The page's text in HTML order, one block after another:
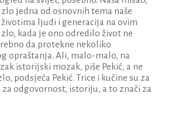
jedna od osnovnih tema naše
ljudi i generacija na ovim
kada je ono odredilo život ne
da protekne nekoliko
opraštanja. Ali, malo-malo, na
istorijski mozak, piše Pekić, a ne
podsjeća Pekić. Trice i kučine su za
odgovornost, istoriju, a to znači za